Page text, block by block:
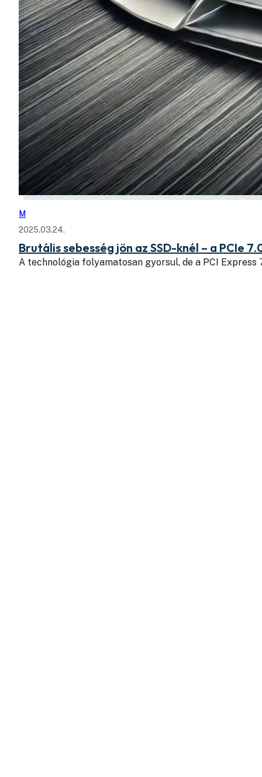
M
2025.03.24.
Brutális sebesség jön az SSD-knél – a PCIe
A technológia folyamatosan gyorsul, de a PCI Express